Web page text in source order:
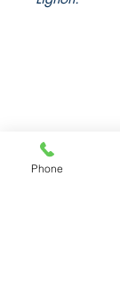
11, route
Phone